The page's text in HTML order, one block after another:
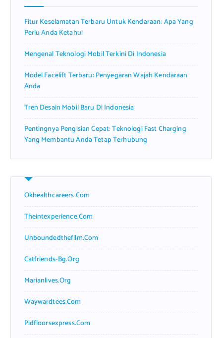
:Fitur Keselamatan Terbaru Untuk Kendaraan: Apa Yang
Perlu Anda Ketahui
Mengenal Teknologi Mobil Terkini Di Indonesia
Model Facelift Terbaru: Penyegaran Wajah Kendaraan
Anda
Tren Desain Mobil Baru Di Indonesia
Pentingnya Pengisian Cepat: Teknologi Fast Charging
Yang Membantu Anda Tetap Terhubung
Okhealthcareers.com
Theintexperience.com
Unboundedthefilm.com
Catfriends-Bg.org
Marianlives.org
Waywardtees.com
Pidfloorsexpress.com